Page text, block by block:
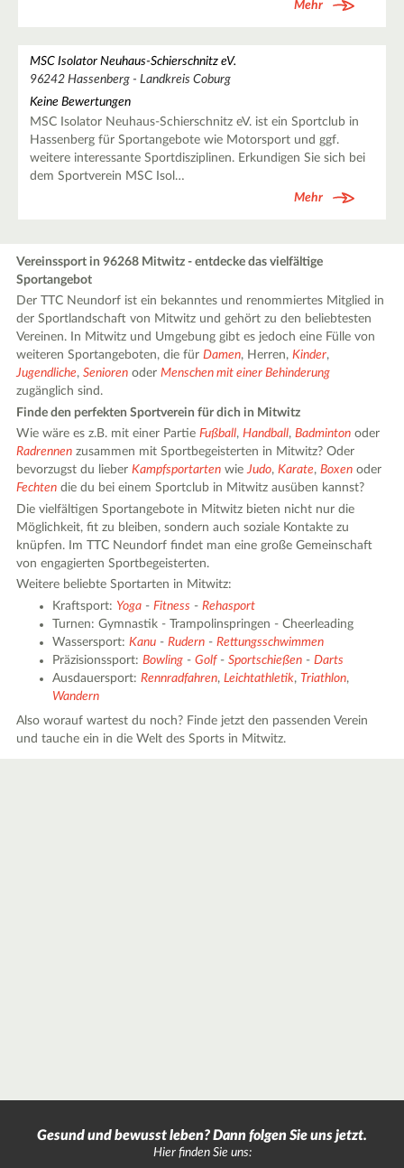
Mehr
MSC Isolator Neuhaus-Schierschnitz eV.
96242 Hassenberg - Landkreis Coburg
Keine Bewertungen
MSC Isolator Neuhaus-Schierschnitz eV. ist ein Sportclub in
Hassenberg für Sportangebote wie Motorsport und ggf.
weitere interessante Sportdisziplinen. Erkundigen Sie sich bei
dem Sportverein MSC Isol…
Mehr
Vereinssport in 96268 Mitwitz - entdecke das vielfältige
Sportangebot
Der TTC Neundorf ist ein bekanntes und renommiertes Mitglied in
der Sportlandschaft von Mitwitz und gehört zu den beliebtesten
Vereinen. In Mitwitz und Umgebung gibt es jedoch eine Fülle von
weiteren Sportangeboten, die fürDamen, Herren,Kinder,
Jugendliche,Senioren oderMenschen mit einer Behinderung
zugänglich sind.
Finde den perfekten Sportverein für dich in Mitwitz
Wie wäre es z.B. mit einer PartieFußball,Handball,Badminton oder
Radrennen zusammen mit Sportbegeisterten in Mitwitz? Oder
bevorzugst du lieberKampfsportarten wieJudo,Karate,Boxen oder
Fechten die du bei einem Sportclub in Mitwitz ausüben kannst?
Die vielfältigen Sportangebote in Mitwitz bieten nicht nur die
Möglichkeit, fit zu bleiben, sondern auch soziale Kontakte zu
knüpfen. Im TTC Neundorf findet man eine große Gemeinschaft
von engagierten Sportbegeisterten.
Weitere beliebte Sportarten in Mitwitz:
Kraftsport: Yoga -Fitness -Rehasport
Turnen: Gymnastik - Trampolinspringen - Cheerleading
Wassersport:Kanu -Rudern -Rettungsschwimmen
Präzisionssport:Bowling -Golf-Sportschießen -Darts
Ausdauersport:Rennradfahren,Leichtathletik,Triathlon,
Wandern
Also worauf wartest du noch? Finde jetzt den passenden Verein
und tauche ein in die Welt des Sports in Mitwitz.
Gesund und bewusst leben? Dann folgen Sie uns jetzt.
Hier finden Sie uns: